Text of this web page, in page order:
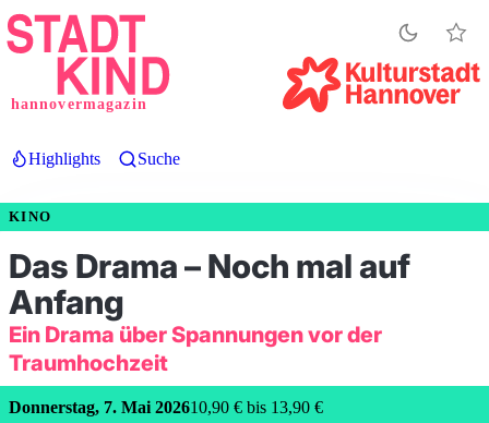
Direkt
zum
hannovermagazin
Highlights Suche
KINO
Das Drama – Noch mal auf
Anfang
Ein Drama über Spannungen vor der
Traumhochzeit
Donnerstag, 7. Mai 202610,90 € bis 13,90 €